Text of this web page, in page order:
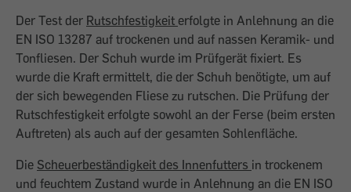
Der Test der Rutschfestigkeit erfolgte in Anlehnung an die
EN ISO 13287 auf trockenen und auf nassen Keramik- und
Tonfliesen. Der Schuh wurde im Prüfgerät fixiert. Es
wurde die Kraft ermittelt, die der Schuh benötigte, um auf
der sich bewegenden Fliese zu rutschen. Die Prüfung der
Rutschfestigkeit erfolgte sowohl an der Ferse (beim ersten
Auftreten) als auch auf der gesamten Sohlenfläche.
Die Scheuerbeständigkeit des Innenfutters in trockenem
und feuchtem Zustand wurde in Anlehnung an die EN ISO